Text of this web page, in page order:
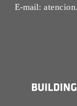
E-mail: